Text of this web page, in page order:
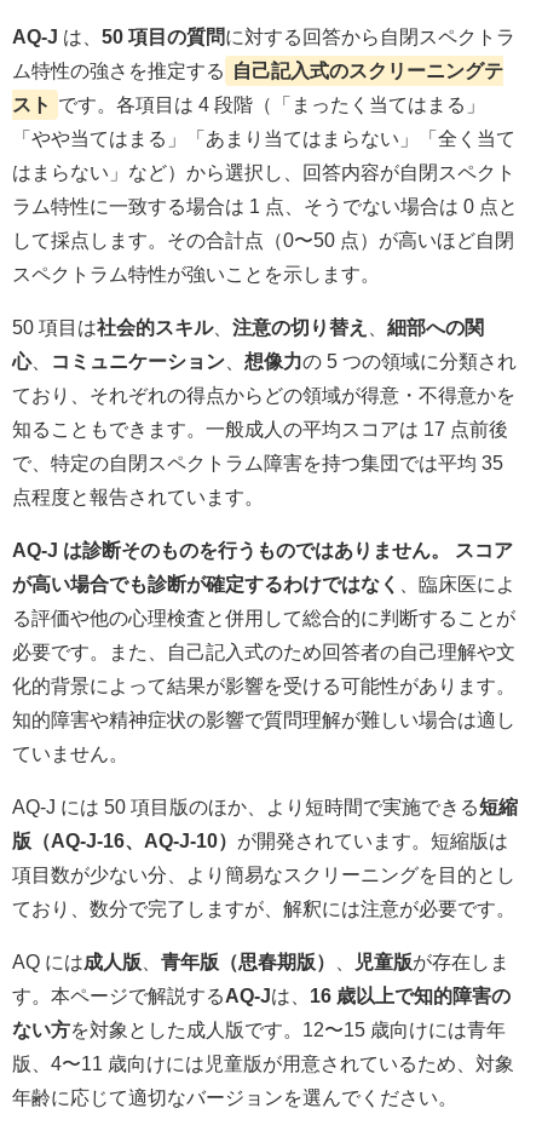
AQ‑J は、 50 項目の質問に対する回答から自閉スペクトラ
ム特性の強さを推定する 自己記入式のスクリーニングテ
スト です。各項目は 4 段階（「まったく当てはまる」
「やや当てはまる」「あまり当てはまらない」「全く当て
はまらない」など）から選択し、回答内容が自閉スペクト
ラム特性に一致する場合は 1 点、そうでない場合は 0 点と
して採点します。その合計点（0〜50 点）が高いほど自閉
スペクトラム特性が強いことを示します。
50 項目は社会的スキル、 注意の切り替え
細部への関
心、 コミュニケーション 想像力の 5 つの領域に分類され
ており、それぞれの得点からどの領域が得意・不得意かを
知ることもできます。一般成人の平均スコアは 17 点前後
で、特定の自閉スペクトラム障害を持つ集団では平均 35
点程度と報告されています。
AQ‑J は診断そのものを行うものではありません。
スコア
が高い場合でも診断が確定するわけではなく
、臨床医によ
る評価や他の心理検査と併用して総合的に判断することが
必要です。また、自己記入式のため回答者の自己理解や文
化的背景によって結果が影響を受ける可能性があります。
知的障害や精神症状の影響で質問理解が難しい場合は適し
ていません。
AQ‑J には 50 項目版のほか、より短時間で実施できる短縮
版（AQ‑J‑16、AQ‑J‑10） が開発されています。短縮版は
項目数が少ない分、より簡易なスクリーニングを目的とし
ており、数分で完了しますが、解釈には注意が必要です。
AQ には成人版 青年版（思春期版） 児童版が存在しま
す。本ページで解説するAQ‑Jは、 16 歳以上で知的障害の
ない方を対象とした成人版です。12〜15 歳向けには青年
版、4〜11 歳向けには児童版が用意されているため、対象
年齢に応じて適切なバージョンを選んでください。